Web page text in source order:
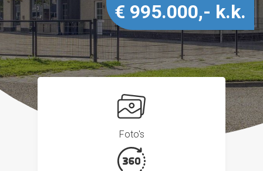
€ 995.000,- k.k.
Foto's